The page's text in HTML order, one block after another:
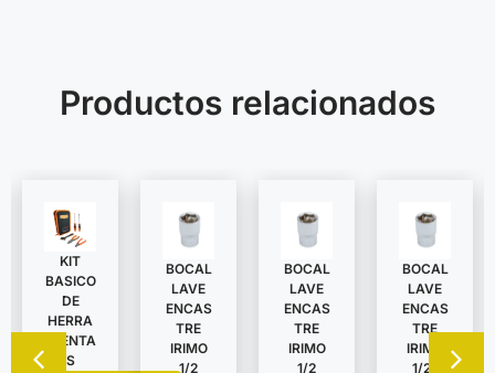
Productos relacionados
KIT
BASICO
DE
HERRA
MIENTA
S
BOCAL
LAVE
ENCAS
TRE
IRIMO
1/2
BOCAL
LAVE
ENCAS
TRE
IRIMO
1/2
BOCAL
LAVE
ENCAS
TRE
IRIMO
1/2″